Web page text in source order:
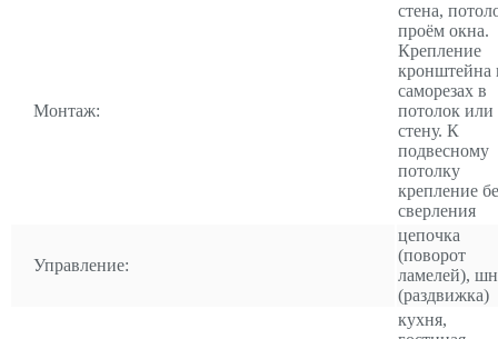
Монтаж:
стена,
проём окна.
Крепление
кронштейна
саморезах в
потолок или
стену. К
подвесному
потолку
крепление
сверления
Управление:
цепочка
(поворот
ламелей),
(раздвижка)
кухня,